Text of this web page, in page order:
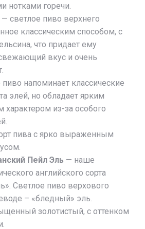
нотками горечи.
— светлое пиво верхнего
классическим способом, с
что придает ему
вкус и очень
пиво напоминает классические
элей, но обладает ярким
из-за особого
пива с ярко выраженным
Пейл Эль — наше
английского сорта
Светлое пиво верхового
– «бледный» эль.
золотистый, с оттенком